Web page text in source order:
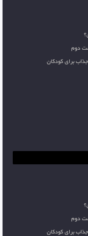
دوم
برای کودکان
دوم
برای کودکان